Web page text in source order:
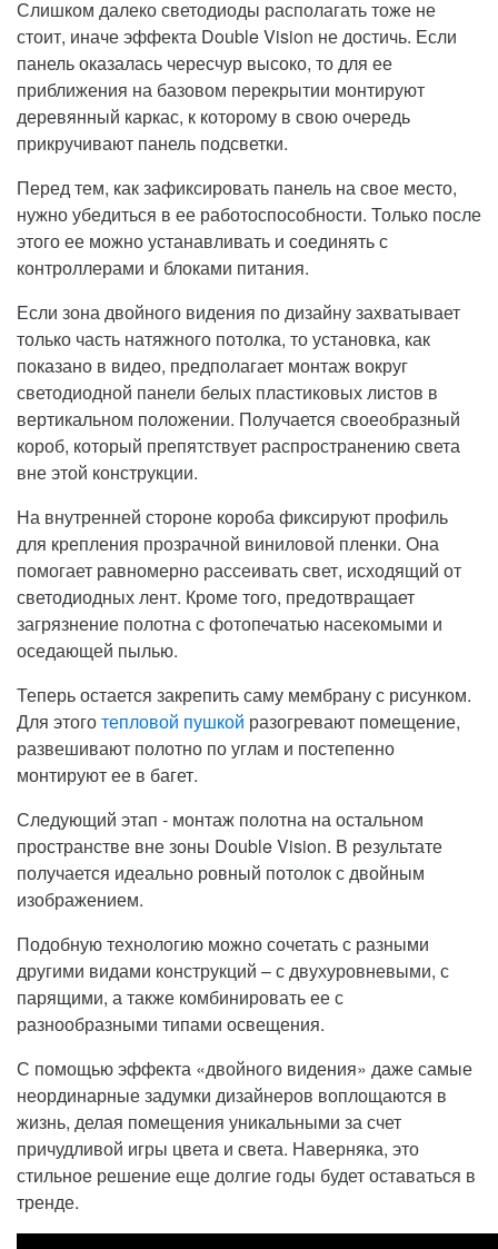
Слишком далеко светодиоды располагать тоже не
стоит, иначе эффекта Double Vision не достичь. Если
панель оказалась чересчур высоко, то для ее
приближения на базовом перекрытии монтируют
деревянный каркас, к которому в свою очередь
прикручивают панель подсветки.
Перед тем, как зафиксировать панель на свое место,
нужно убедиться в ее работоспособности. Только после
этого ее можно устанавливать и соединять с
контроллерами и блоками питания.
Если зона двойного видения по дизайну захватывает
только часть натяжного потолка, то установка, как
показано в видео, предполагает монтаж вокруг
светодиодной панели белых пластиковых листов в
вертикальном положении. Получается своеобразный
короб, который препятствует распространению света
вне этой конструкции.
На внутренней стороне короба фиксируют профиль
для крепления прозрачной виниловой пленки. Она
помогает равномерно рассеивать свет, исходящий от
светодиодных лент. Кроме того, предотвращает
загрязнение полотна с фотопечатью насекомыми и
оседающей пылью.
Теперь остается закрепить саму мембрану с рисунком.
Для этоготепловой пушкой разогревают помещение,
развешивают полотно по углам и постепенно
монтируют ее в багет.
Следующий этап - монтаж полотна на остальном
пространстве вне зоны Double Vision. В результате
получается идеально ровный потолок с двойным
изображением.
Подобную технологию можно сочетать с разными
другими видами конструкций – с двухуровневыми, с
парящими, а также комбинировать ее с
разнообразными типами освещения.
С помощью эффекта «двойного видения» даже самые
неординарные задумки дизайнеров воплощаются в
жизнь, делая помещения уникальными за счет
причудливой игры цвета и света. Наверняка, это
стильное решение еще долгие годы будет оставаться в
тренде.